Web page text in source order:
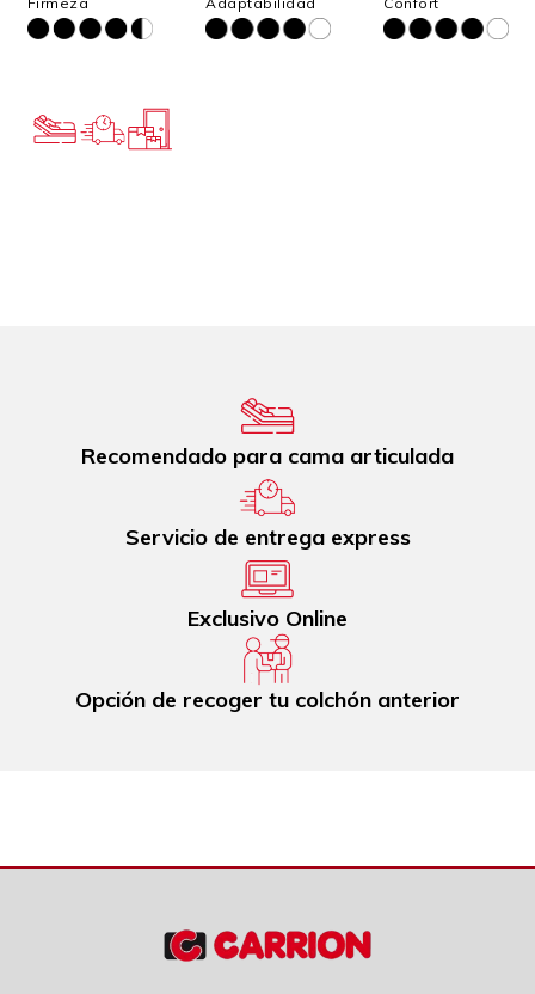
Recomendado para cama articulada
Servicio de entrega express
Exclusivo Online
Opción de recoger tu colchón anterior